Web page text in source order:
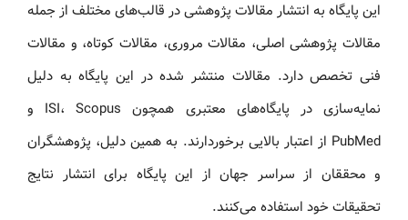
این پایگاه به انتشار مقالات پژوهشی در قالب‌های مختلف از جمله
مقالات پژوهشی اصلی، مقالات مروری، مقالات کوتاه، و مقالات
فنی تخصص دارد. مقالات منتشر شده در این پایگاه به دلیل
نمایه‌سازی در پایگاه‌های معتبری همچون ISI، Scopus و
PubMed از اعتبار بالایی برخوردارند. به همین دلیل، پژوهشگران
و محققان از سراسر جهان از این پایگاه برای انتشار نتایج
تحقیقات خود استفاده می‌کنند.